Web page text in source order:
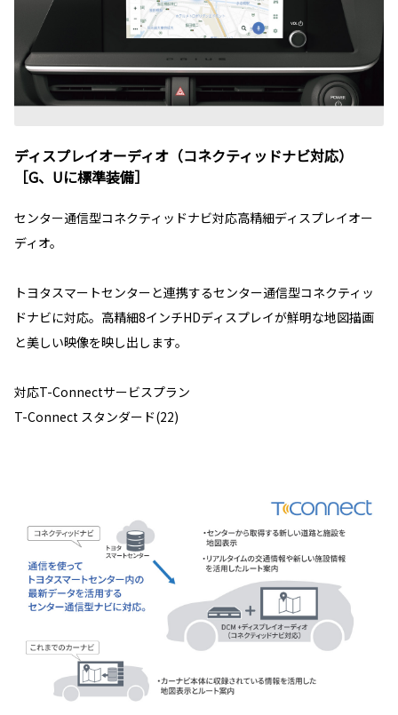
ディスプレイオーディオ（コネクティッドナビ対応）
［G、Uに標準装備］
センター通信型コネクティッドナビ対応高精細ディスプレイオー
ディオ。
トヨタスマートセンターと連携するセンター通信型コネクティッ
ドナビに対応。高精細8インチHDディスプレイが鮮明な地図描画
と美しい映像を映し出します。
対応T-Connectサービスプラン
T-Connect スタンダード(22)